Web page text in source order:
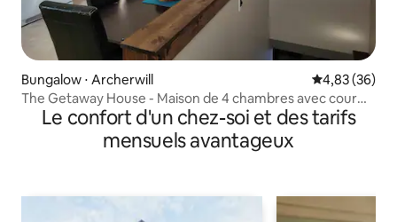
Bungalow ⋅ Archerwill Évaluation
4,83 (36)
The Getaway House - Maison de 4 chambres avec cour
spacieuse
Le confort d'un chez-soi et des tarifs
mensuels avantageux